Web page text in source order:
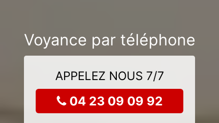
Voyance par téléphone
APPELEZ NOUS 7/7
04 23 09 09 92